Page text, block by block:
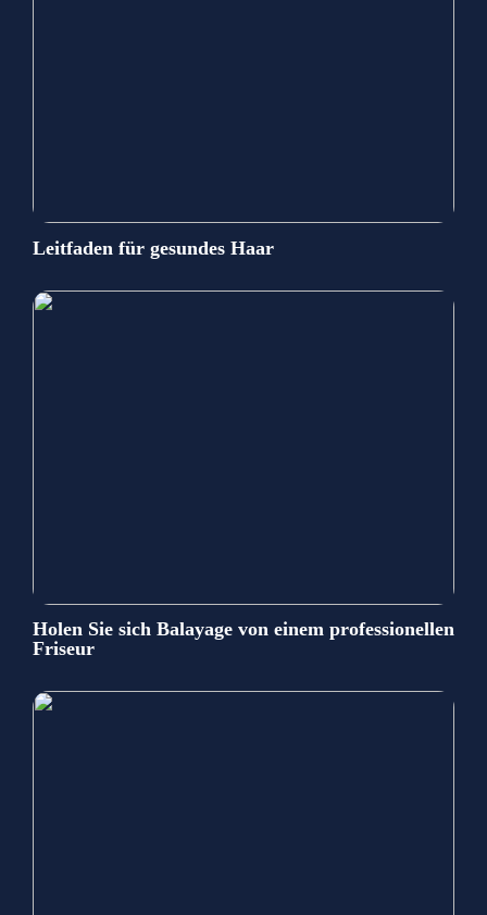
Leitfaden für gesundes Haar
Holen Sie sich Balayage von einem professionellen
Friseur